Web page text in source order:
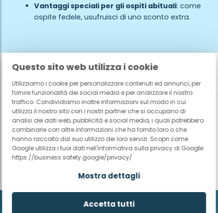
Questo sito web utilizza i cookie
Utilizziamo i cookie per personalizzare contenuti ed annunci, per
fornire funzionalità dei social media e per analizzare il nostro
traffico. Condividiamo inoltre informazioni sul modo in cui
utilizza il nostro sito con i nostri partner che si occupano di
analisi dei dati web, pubblicità e social media, i quali potrebbero
combinarle con altre informazioni che ha fornito loro o che
hanno raccolto dal suo utilizzo dei loro servizi. Scopri come
Google utilizza i tuoi dati nell'informativa sulla privacy di Google:
https://business.safety.google/privacy/
Mostra dettagli
Accetta tutti
Vantaggi speciali per gli ospiti abituali: come
ospite fedele, usufruisci di uno sconto extra.
Esperienze dei nostri ospiti